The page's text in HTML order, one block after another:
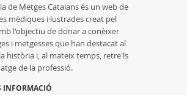
de Metges Catalans és un web de
mèdiques i·lustrades creat pel
l'objectiu de donar a conèixer
i metgesses que han destacat al
història i, al mateix temps, retre'ls
de la professió.
INFORMACIÓ